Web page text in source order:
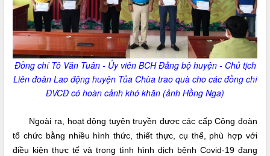
Đồng chí Tô Văn Tuân - Ủy viên BCH Đảng bộ huyện - Chủ tịch
Liên đoàn Lao động huyện Tủa Chùa trao quà cho các đồng chí
ĐVCĐ có hoàn cảnh khó khăn (ảnh Hồng Nga)
Ngoài ra, hoạt động tuyên truyền được các cấp Công đoàn
tổ chức bằng nhiều hình thức, thiết thực, cụ thể,
phù hợp với
điều kiện thực tế và trong tình hình dịch bệnh Covid-19 đang